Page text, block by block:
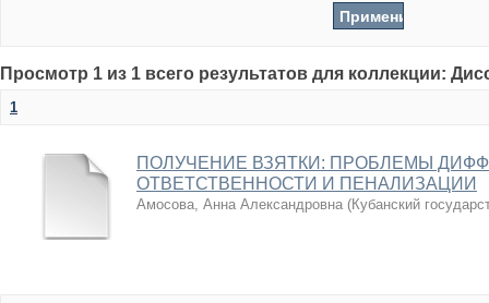
Просмотр 1 из 1 всего результатов для коллекции:
1
ПОЛУЧЕНИЕ ВЗЯТКИ: ПРОБЛЕМЫ
ОТВЕТСТВЕННОСТИ И ПЕНАЛИЗАЦИИ
Амосова, Анна Александровна (Кубанский